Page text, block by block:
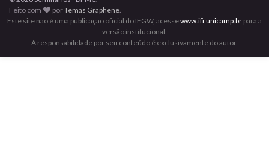
Feito com
porTemas Graphene.
Este site não é uma publicação oficial do IFGW, acessewww.ifi.unicamp.br para a
versão institucional.
A responsabilidade por seu conteúdo é exclusivamente do autor.